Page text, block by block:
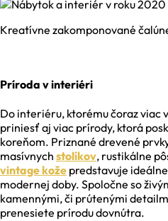
Kreatívne zakomponované
Príroda v interiéri
Do interiéru, ktorému čoraz viac
priniesť aj viac prírody, ktorá
koreňom. Priznané drevené
masívnych stolíkov, rustikálne
vintage kože predstavuje
modernej doby. Spoločne so
kamennými, či prútenými
prenesiete prírodu dovnútra.